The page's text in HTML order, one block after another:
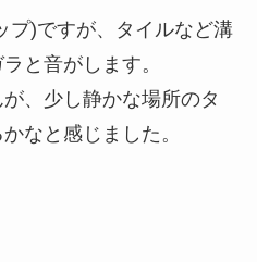
プ)ですが、タイルなど溝
と音がします。
、少し静かな場所のタ
なと感じました。